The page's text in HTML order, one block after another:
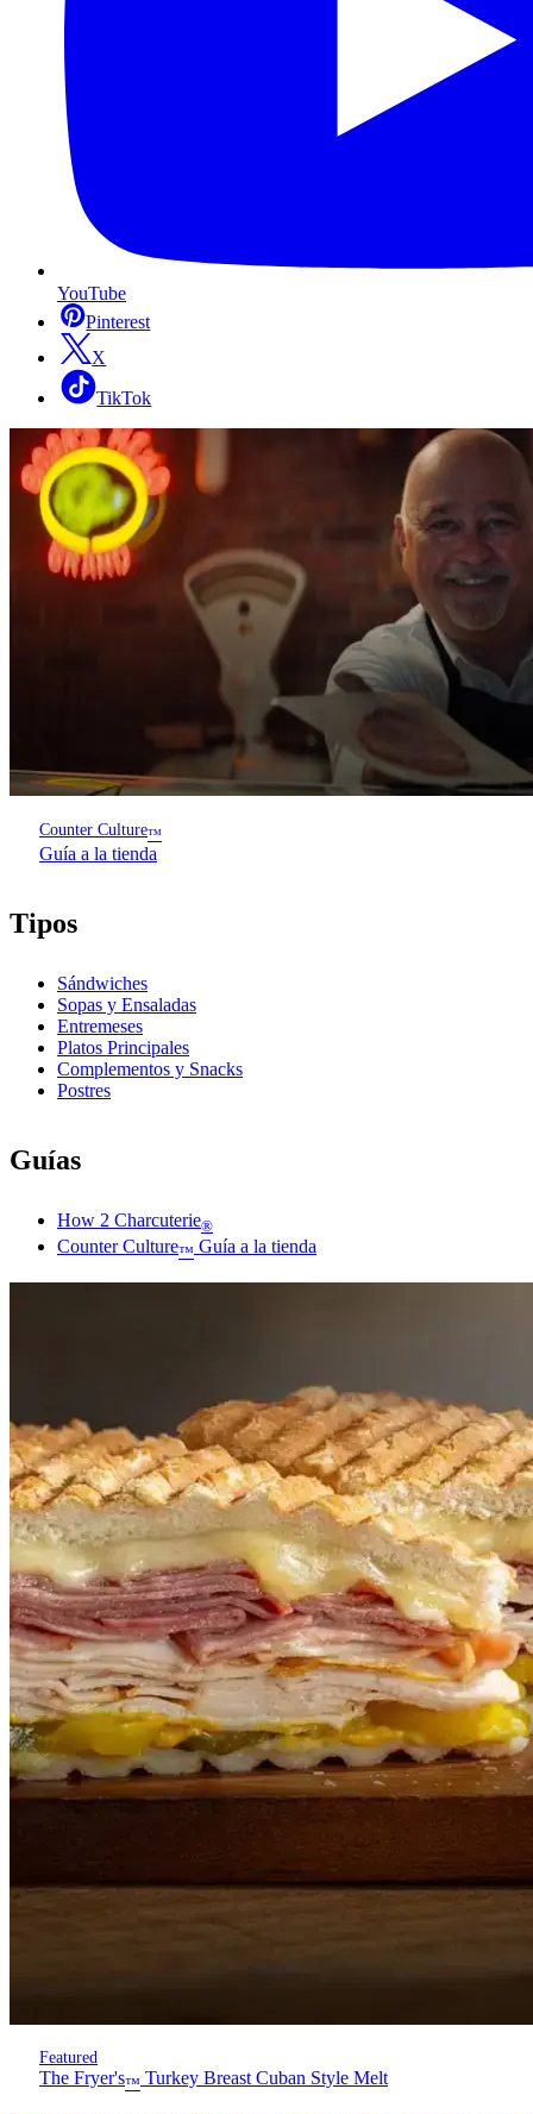
YouTube
Pinterest
X
TikTok
Counter Culture™
Guía a la tienda
Tipos
Sándwiches
Sopas y Ensaladas
Entremeses
Platos Principales
Complementos y Snacks
Postres
Guías
How 2 Charcuterie®
Counter Culture™ Guía a la tienda
Featured
The Fryer's™ Turkey Breast Cuban Style Melt